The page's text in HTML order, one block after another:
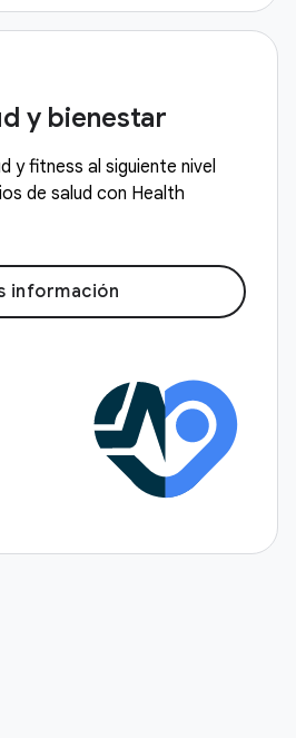
y bienestar
y fitness al siguiente nivel
de salud con Health
información